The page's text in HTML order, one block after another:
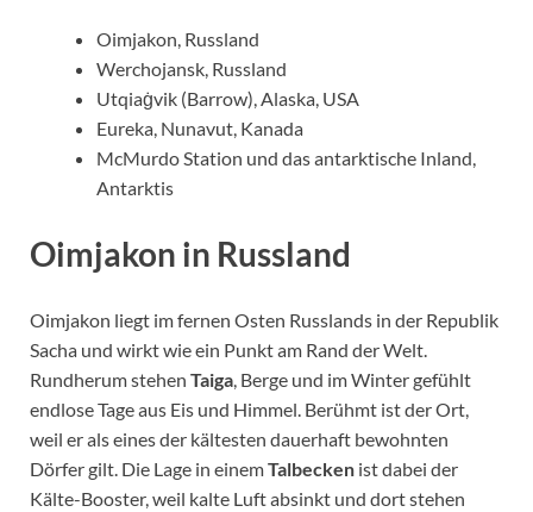
Oimjakon, Russland
Werchojansk, Russland
Utqiaġvik (Barrow), Alaska, USA
Eureka, Nunavut, Kanada
McMurdo Station und das antarktische Inland,
Antarktis
Oimjakon in Russland
Oimjakon liegt im fernen Osten Russlands in der Republik
Sacha und wirkt wie ein Punkt am Rand der Welt.
Rundherum stehen Taiga, Berge und im Winter gefühlt
endlose Tage aus Eis und Himmel. Berühmt ist der Ort,
weil er als eines der kältesten dauerhaft bewohnten
Dörfer gilt. Die Lage in einemTalbecken ist dabei der
Kälte-Booster, weil kalte Luft absinkt und dort stehen